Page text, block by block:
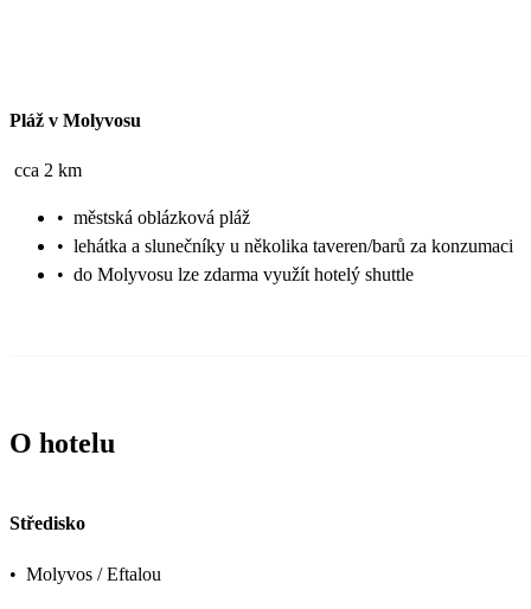
Pláž v Molyvosu
cca 2 km
• městská oblázková pláž
• lehátka a slunečníky u několika taveren/barů za konzumaci
• do Molyvosu lze zdarma využít hotelý shuttle
O hotelu
Středisko
• Molyvos / Eftalou